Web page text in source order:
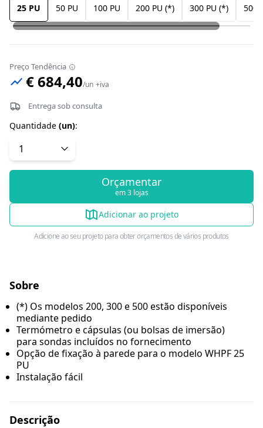
25 PU 50 PU 100 PU 200 PU (*) 300 PU (*) 500
Preço Tendência
€ 684,40/un +iva
Entrega sob consulta
Quantidade (un):
Orçamentar
em 3 lojas
Adicionar ao projeto
Adicione ao seu projeto para obter orçamentos de vários produtos
Sobre
(*) Os modelos 200, 300 e 500 estão disponíveis
mediante pedido
Termómetro e cápsulas (ou bolsas de imersão)
para sondas incluídos no fornecimento
Opção de fixação à parede para o modelo WHPF 25
PU
Instalação fácil
Descrição